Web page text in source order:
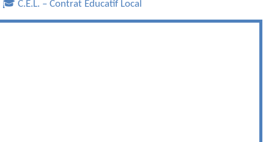
🎓 C.E.L. – Contrat Éducatif Local